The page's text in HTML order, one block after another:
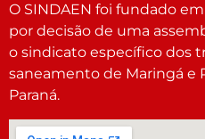
O SINDAEN foi fundado
por decisão de uma
o sindicato específico dos
saneamento de Maringá e
Paraná.